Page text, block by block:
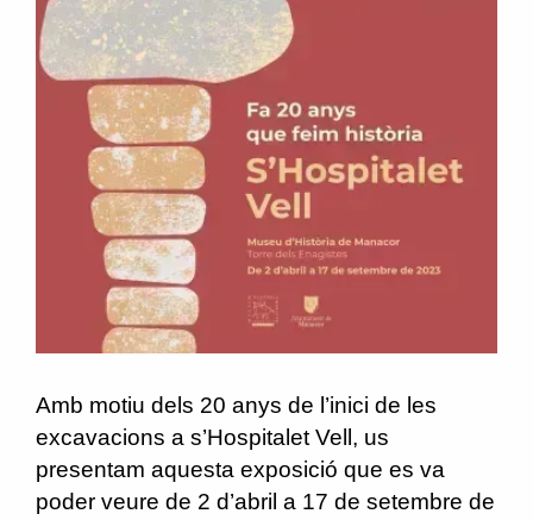
Amb motiu dels 20 anys de l’inici de les
excavacions a s’Hospitalet Vell, us
presentam aquesta exposició que es va
poder veure de 2 d’abril a 17 de setembre de